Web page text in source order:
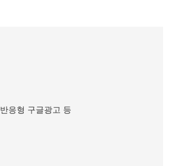
반응형 구글광고 등